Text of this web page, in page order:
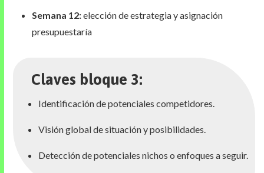
Semana 12:elección de estrategia y asignación
presupuestaría
Claves bloque 3:
Identificación de potenciales competidores.
Visión global de situación y posibilidades.
Detección de potenciales nichos o enfoques a seguir.